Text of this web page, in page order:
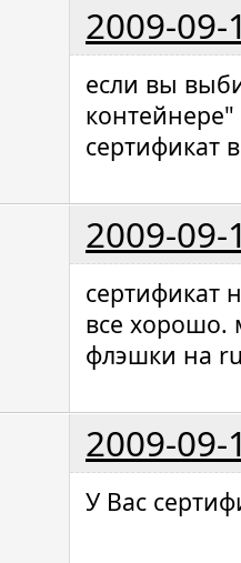
2009-09-
если вы
сертификат
2009-09-
сертификат
все хорошо.
флэшки на
2009-09-
У Вас